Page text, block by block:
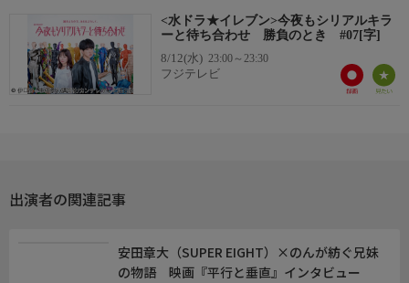
の目をかいくぐり、何とかその情報を受け取った磯貝が行方不明
者たちの写真を並べてみると、彼女たちにはある共通点がーー。
出演者
横山裕
大西武志
<水ドラ★イレブン>今夜もシリアルキラ
ーと待ち合わせ 勝負のとき #07[字]
8/12(水) 23:00～23:30
フジテレビ
出演者の関連記事
安田章大（SUPER EIGHT）×のんが紡ぐ兄妹
の物語 映画『平行と垂直』インタビュー